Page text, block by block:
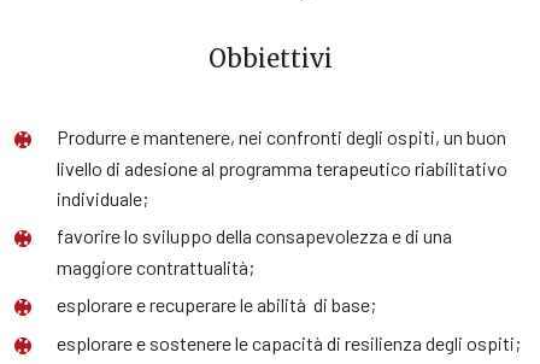
Obbiettivi
Produrre e mantenere, nei confronti degli ospiti, un buon
livello di adesione al programma terapeutico riabilitativo
individuale;
favorire lo sviluppo della consapevolezza e di una
maggiore contrattualità;
esplorare e recuperare le abilità di base;
esplorare e sostenere le capacità di resilienza degli ospiti;